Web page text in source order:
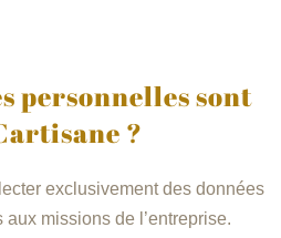
personnelles sont
?
exclusivement des données
missions de l’entreprise.